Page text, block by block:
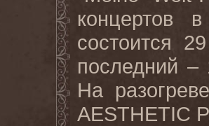
концертов
состоится
последний –
На
AESTHETIC